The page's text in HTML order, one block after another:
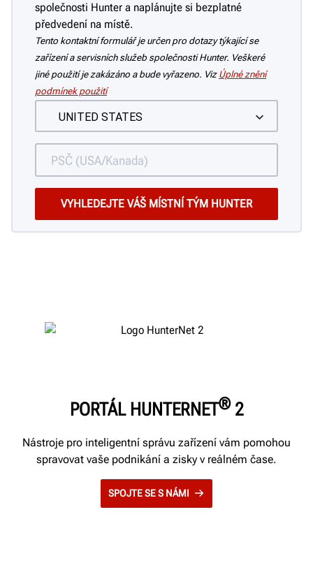
společnosti Hunter a naplánujte si bezplatné
předvedení na místě.
Tento kontaktní formulář je určen pro dotazy týkající se
zařízení a servisních služeb společnosti Hunter. Veškeré
jiné použití je zakázáno a bude vyřazeno. Viz Úplné znění
podmínek použití
PORTÁL HUNTERNET®2
Nástroje pro inteligentní správu zařízení vám pomohou
spravovat vaše podnikání a zisky v reálném čase.
SPOJTE SE S NÁMI